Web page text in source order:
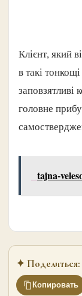
Клієнт, який
в такі
заповзятливі
головне
tajna-
✦ Поделиться:
Копировать